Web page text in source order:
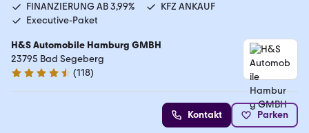
FINANZIERUNG AB 3,99%
KFZ ANKAUF
Executive-Paket
H&S Automobile Hamburg GMBH
23795 Bad Segeberg
4.6 Sterne
(118)
Kontakt Parken